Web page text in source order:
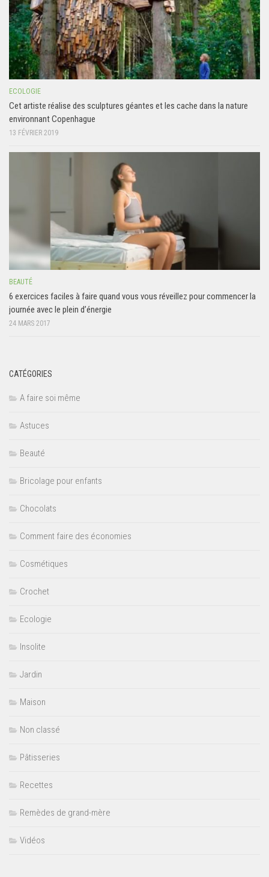
ECOLOGIE
Cet artiste réalise des sculptures géantes et les cache dans la nature
environnant Copenhague
13 FÉVRIER 2019
BEAUTÉ
6 exercices faciles à faire quand vous vous réveillez pour commencer la
journée avec le plein d’énergie
24 MARS 2017
CATÉGORIES
A faire soi même
Astuces
Beauté
Bricolage pour enfants
Chocolats
Comment faire des économies
Cosmétiques
Crochet
Ecologie
Insolite
Jardin
Maison
Non classé
Pâtisseries
Recettes
Remèdes de grand-mère
Vidéos